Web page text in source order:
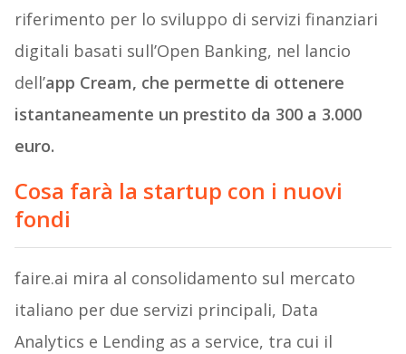
riferimento per lo sviluppo di servizi finanziari
digitali basati sull’Open Banking, nel lancio
dell’app Cream, che permette di ottenere
istantaneamente un prestito da 300 a 3.000
euro.
Cosa farà la startup con i nuovi
fondi
faire.ai mira al consolidamento sul mercato
italiano per due servizi principali, Data
Analytics e Lending as a service, tra cui il